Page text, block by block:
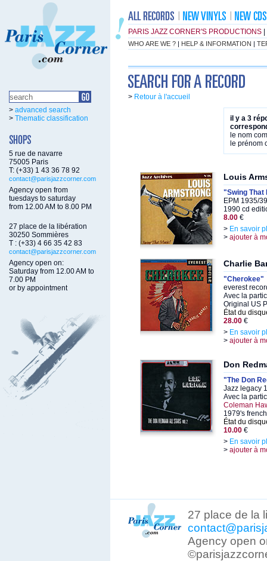
PARIS JAZZ CORNER'S PRODUCTIONS
WHO ARE WE ? | HELP & INFORMATION |
> advanced search
> Thematic classification
5 rue de navarre
75005 Paris
T: (+33) 1 43 36 78 92
contact@parisjazzcorner.com
Agency open from
tuesdays to saturday
from 12.00 AM to 8.00 PM
27 place de la libération
30250 Sommières
T : (+33) 4 66 35 42 83
contact@parisjazzcorner.com
Agency open on:
Saturday from 12.00 AM to
7.00 PM
or by appointment
> Retour à l'accueil
il y a 3
le nom
le prénom
Louis
"Swing That
EPM 1935/
1990 cd
8.00 €
> En savoir
> ajouter à
Charlie
"Cherokee"
everest
Avec la
Original US
État du
28.00 €
> En savoir
> ajouter à
Don
"The Don
Jazz legacy
Avec la
Coleman
1979's
État du
10.00 €
> En savoir
> ajouter à
27 place de la
Agency open